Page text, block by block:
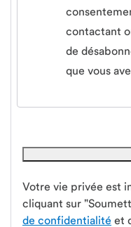
contactant
de
que vous
Votre vie privée est
cliquant sur
de confidentialité et